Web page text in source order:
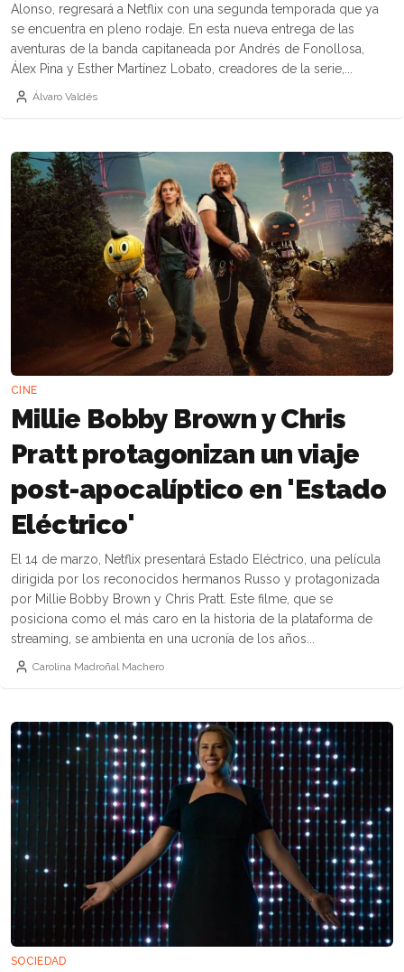
Alonso, regresará a Netflix con una segunda temporada que ya
se encuentra en pleno rodaje. En esta nueva entrega de las
aventuras de la banda capitaneada por Andrés de Fonollosa,
Álex Pina y Esther Martínez Lobato, creadores de la serie,...
Álvaro Valdés
CINE
Millie Bobby Brown y Chris
Pratt protagonizan un viaje
post-apocalíptico en 'Estado
Eléctrico'
El 14 de marzo, Netflix presentará Estado Eléctrico, una película
dirigida por los reconocidos hermanos Russo y protagonizada
por Millie Bobby Brown y Chris Pratt. Este filme, que se
posiciona como el más caro en la historia de la plataforma de
streaming, se ambienta en una ucronía de los años...
Carolina Madroñal Machero
SOCIEDAD